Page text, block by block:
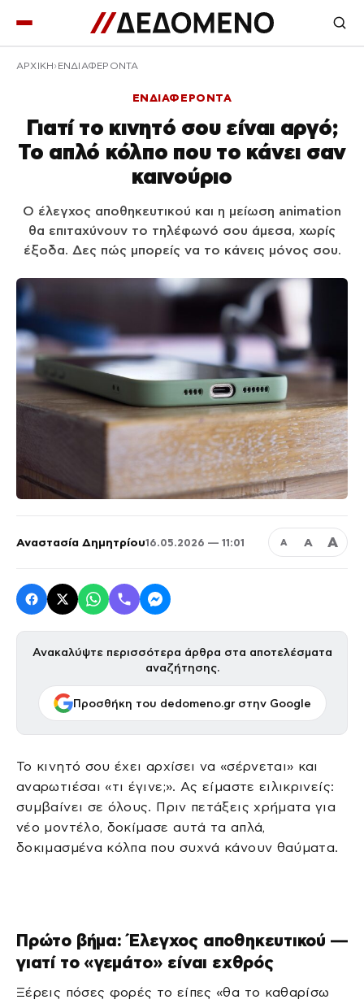
ΑΡΧΙΚΉ ΕΝΔΙΑΦΕΡΟΝΤΑ
ΕΝΔΙΑΦΕΡΟΝΤΑ
Γιατί το κινητό σου είναι αργό;
Το απλό κόλπο που το κάνει σαν
καινούριο
Ο έλεγχος αποθηκευτικού και η μείωση animation
θα επιταχύνουν το τηλέφωνό σου άμεσα, χωρίς
έξοδα. Δες πώς μπορείς να το κάνεις μόνος σου.
Αναστασία Δημητρίου16.05.2026 — 11:01 Α Α Α
Ανακαλύψτε περισσότερα άρθρα στα αποτελέσματα
αναζήτησης.
Προσθήκη του dedomeno.gr στην Google
Το κινητό σου έχει αρχίσει να «σέρνεται» και
αναρωτιέσαι «τι έγινε;». Ας είμαστε ειλικρινείς:
συμβαίνει σε όλους. Πριν πετάξεις χρήματα για
νέο μοντέλο, δοκίμασε αυτά τα απλά,
δοκιμασμένα κόλπα που συχνά κάνουν θαύματα.
Πρώτο βήμα: Έλεγχος αποθηκευτικού —
γιατί το «γεμάτο» είναι εχθρός
Ξέρεις πόσες φορές το είπες «θα το καθαρίσω